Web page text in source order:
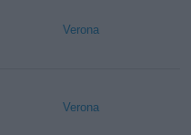
Verona
Verona